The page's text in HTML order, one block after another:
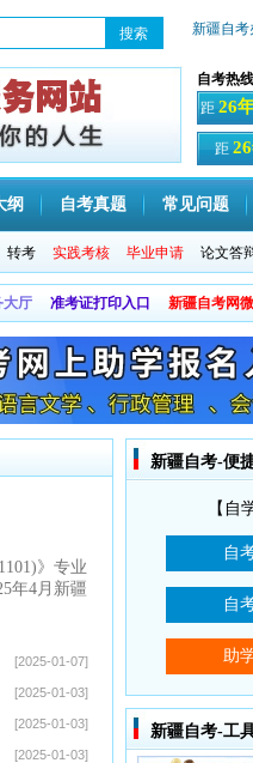
新疆自考
自考热
距 26
距
纲 自考真题 常见问题
转考 实践考核 毕业申请 论文答
大厅 准考证打印入口 新疆自考网
》专业
年4月新疆
[2025-01-07]
[2025-01-03]
[2025-01-03]
[2025-01-03]
新疆自考-便
【自
新疆自考-工